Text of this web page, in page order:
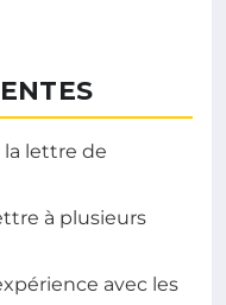
lettre de
à plusieurs
avec les